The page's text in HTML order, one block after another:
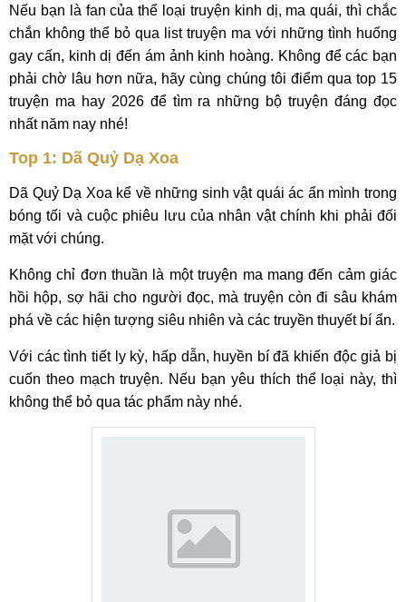
Nếu bạn là fan của thể loại truyện kinh dị, ma quái, thì chắc
chắn không thể bỏ qua list truyện ma với những tình huống
gay cấn, kinh dị đến ám ảnh kinh hoàng. Không để các bạn
phải chờ lâu hơn nữa, hãy cùng chúng tôi điểm qua top 15
truyện ma hay 2026 để tìm ra những bộ truyện đáng đọc
nhất năm nay nhé!
Top 1: Dã Quỷ Dạ Xoa
Dã Quỷ Dạ Xoa kể về những sinh vật quái ác ẩn mình trong
bóng tối và cuộc phiêu lưu của nhân vật chính khi phải đối
mặt với chúng.
Không chỉ đơn thuần là một truyện ma mang đến cảm giác
hồi hộp, sợ hãi cho người đọc, mà truyện còn đi sâu khám
phá về các hiện tượng siêu nhiên và các truyền thuyết bí ẩn.
Với các tình tiết ly kỳ, hấp dẫn, huyền bí đã khiến độc giả bị
cuốn theo mạch truyện. Nếu bạn yêu thích thể loại này, thì
không thể bỏ qua tác phẩm này nhé.